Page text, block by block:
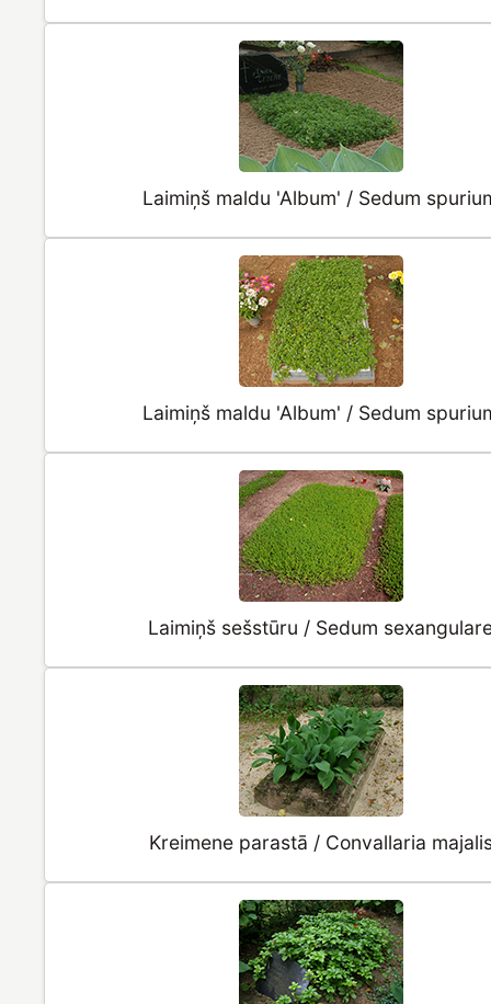
Laimiņš maldu 'Album' / Sedum
Laimiņš maldu 'Album' / Sedum
Laimiņš sešstūru / Sedum
Kreimene parastā / Convallaria